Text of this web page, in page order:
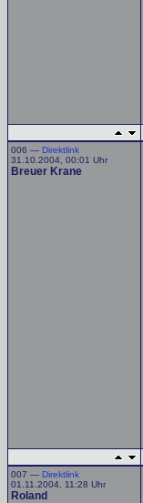
006 — Direktlink
31.10.2004, 00:01 Uhr
Breuer Krane
007 — Direktlink
01.11.2004, 11:28 Uhr
Roland